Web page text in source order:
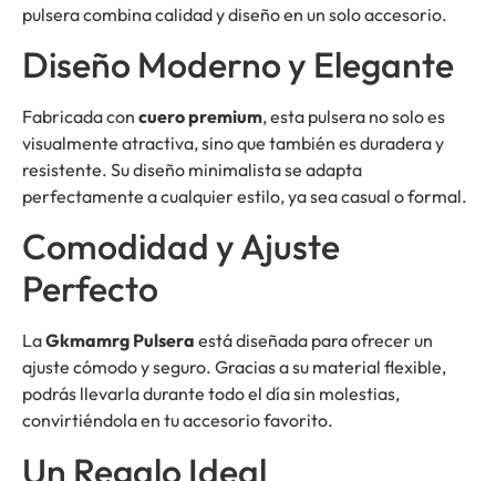
pulsera combina calidad y diseño en un solo accesorio.
Diseño Moderno y Elegante
Fabricada con cuero premium, esta pulsera no solo es
visualmente atractiva, sino que también es duradera y
resistente. Su diseño minimalista se adapta
perfectamente a cualquier estilo, ya sea casual o formal.
Comodidad y Ajuste
Perfecto
LaGkmamrg Pulsera está diseñada para ofrecer un
ajuste cómodo y seguro. Gracias a su material flexible,
podrás llevarla durante todo el día sin molestias,
convirtiéndola en tu accesorio favorito.
Un Regalo Ideal